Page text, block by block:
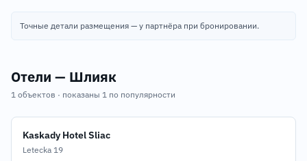
Точные детали размещения — у партнёра при бронировании.
Отели — Шлияк
1 объектов · показаны 1 по популярности
Kaskady Hotel Sliac
Letecka 19